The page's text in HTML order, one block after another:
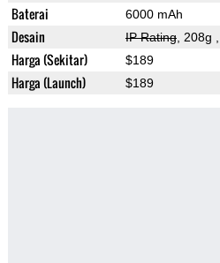
Baterai 6000 mAh
Desain IP Rating, 208g
Harga (Sekitar) $189
Harga (Launch) $189